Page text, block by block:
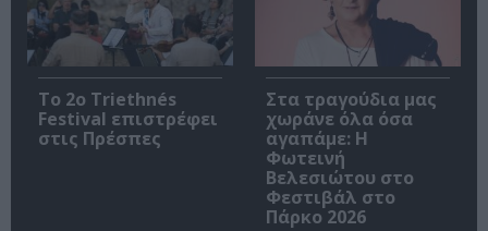
Το 2ο Triethnés
Festival επιστρέφει
στις Πρέσπες
Στα τραγούδια μας
χωράνε όλα όσα
αγαπάμε: Η
Φωτεινή
Βελεσιώτου στο
Φεστιβάλ στο
Πάρκο 2026